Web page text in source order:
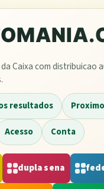
Caixa com distribuicao
resultados
Acesso Conta
dupla sena